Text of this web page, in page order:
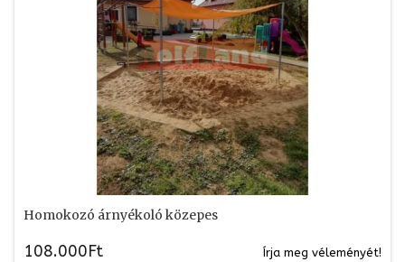
Homokozó árnyékoló közepes
108.000Ft Írja meg véleményét!